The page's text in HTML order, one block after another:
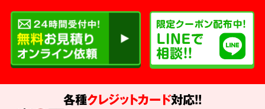
各種クレジットカード対応!!